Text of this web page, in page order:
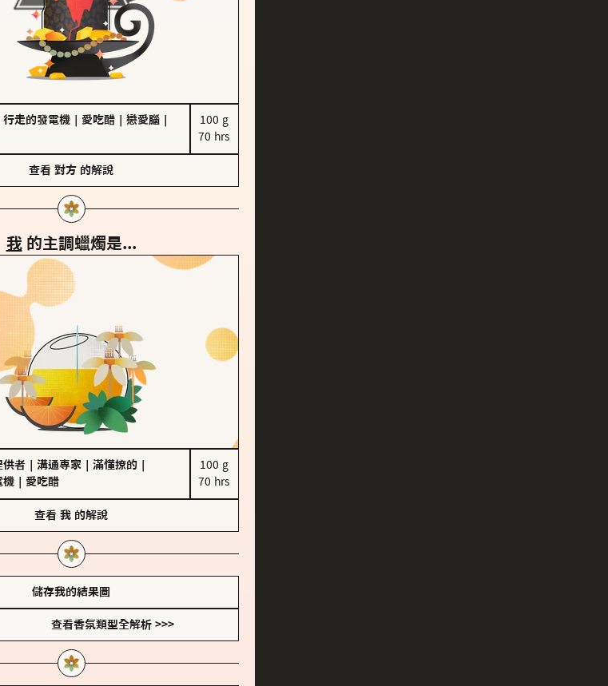
行走的發電機 愛吃醋 戀愛腦
100 g
70 hrs
查看 對方 的解說
我 的主調蠟燭是...
供者 溝通專家 滿懂撩的
機
愛吃醋
100 g
70 hrs
查看 我 的解說
儲存我的結果圖
查看香氛類型全解析 >>>